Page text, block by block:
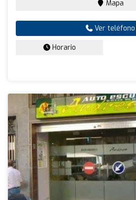
Mapa
Ver teléfono
Horario